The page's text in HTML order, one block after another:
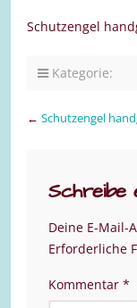
Schutzengel
Kategorie:
← Schutzengel
Schreibe
Deine E-Mail-
Erforderliche
Kommentar *